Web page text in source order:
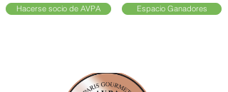
Hacerse socio de AVPA Espacio Ganadores